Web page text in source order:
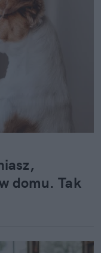
domu. Tak